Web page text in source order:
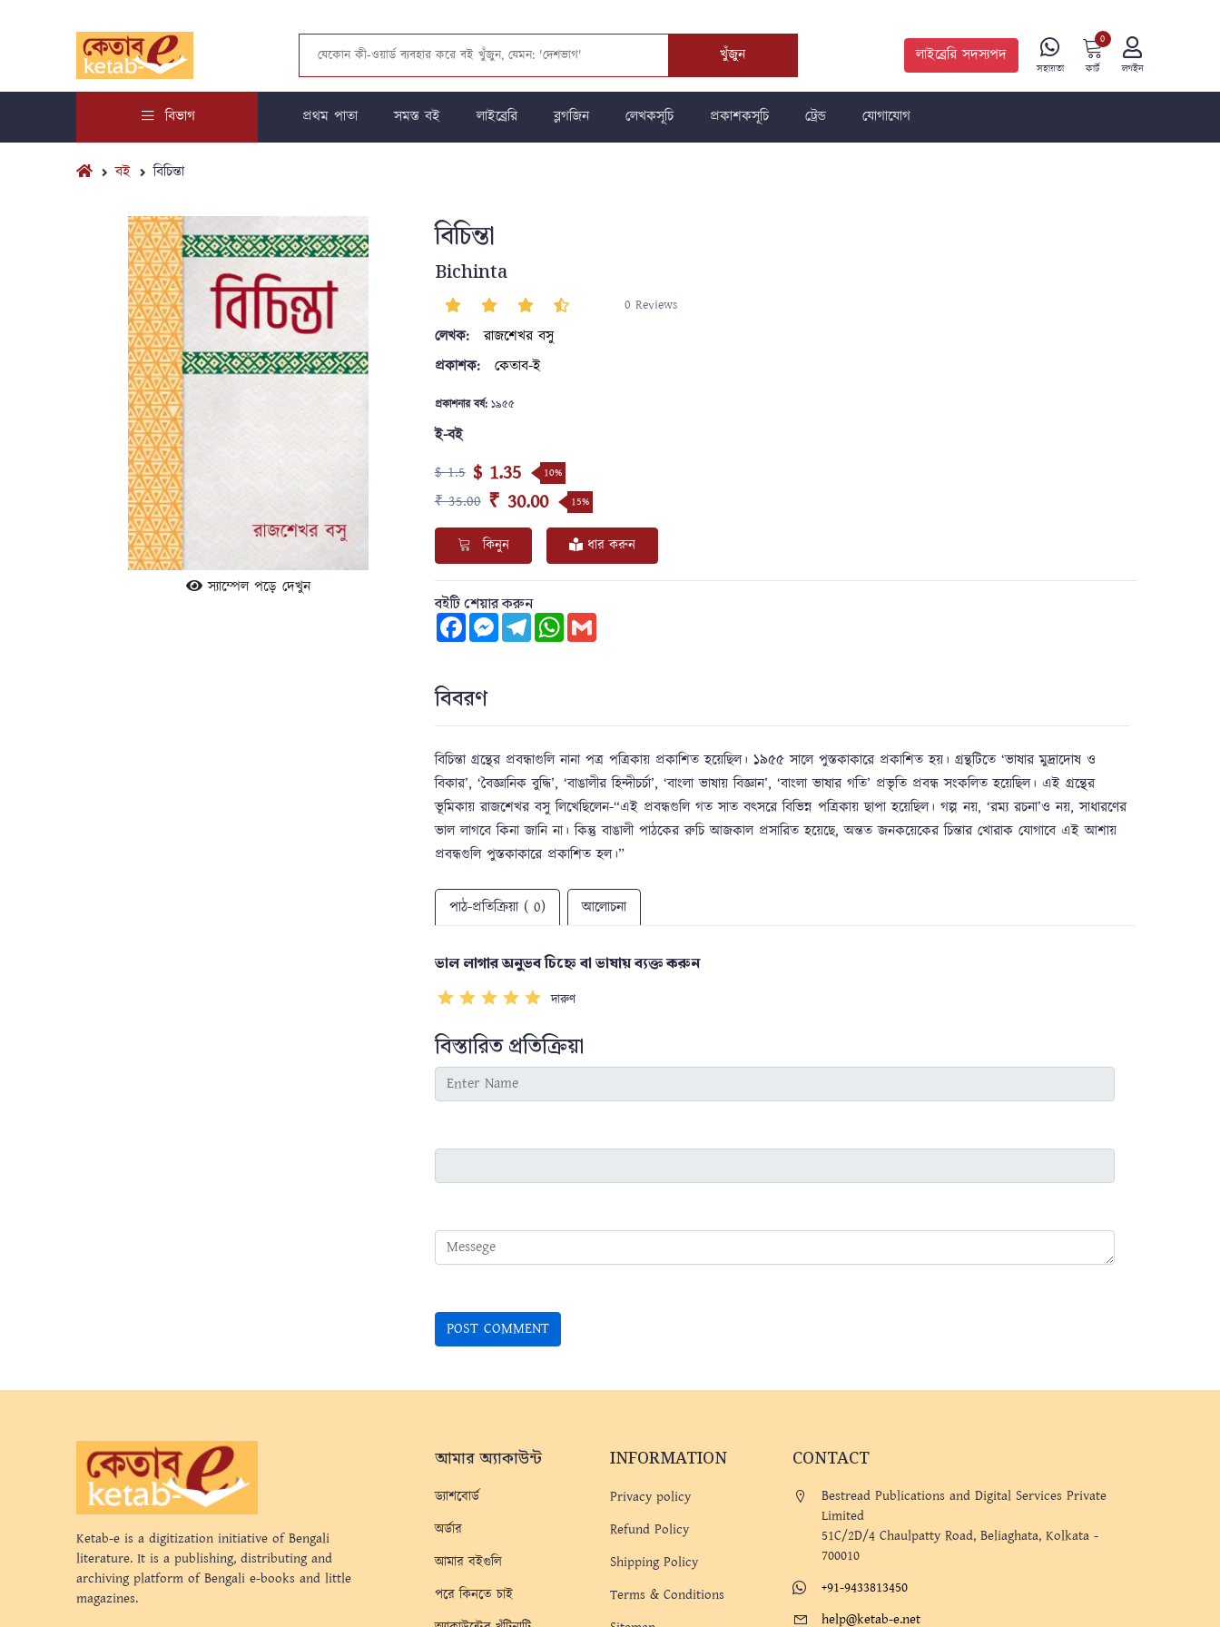
খুঁজুন লাইব্রেরি সদস্যপদ
সহায়তা কার্ট
0
লগইন
বিভাগ প্রথম পাতা সমস্ত বই লাইব্রেরি ব্লগজিন লেখকসূচি প্রকাশকসূচি ট্রেন্ড যোগাযোগ
বই বিচিন্তা
স্যাম্পেল পড়ে দেখুন
বিচিন্তা
Bichinta
0 Reviews
লেখক:
রাজশেখর বসু
প্রকাশক:
কেতাব-ই
প্রকাশনার বর্ষ:১৯৫৫
ই-বই
$ 1.5 $ 1.35 10%
₹ 35.00 ₹ 30.00 15%
কিনুন ধার করুন
বইটি শেয়ার করুন
FacebookMessenger
TelegramWhatsApp
Gmail
বিবরণ
বিচিন্তা গ্রন্থের প্রবন্ধাগুলি নানা পত্র পত্রিকায় প্রকাশিত হয়েছিল। ১৯৫৫ সালে পুস্তকাকারে প্রকাশিত হয়। গ্রন্থটিতে ‘ভাষার মুদ্রাদোষ ও
বিকার’, ‘বৈজ্ঞানিক বুদ্ধি’, ‘বাঙালীর হিন্দীচর্চা’, ‘বাংলা ভাষায় বিজ্ঞান’, ‘বাংলা ভাষার গতি’ প্রভৃতি প্রবন্ধ সংকলিত হয়েছিল। এই গ্রন্থের
ভূমিকায় রাজশেখর বসু লিখেছিলেন-“এই প্রবন্ধগুলি গত সাত বৎসরে বিভিন্ন পত্রিকায় ছাপা হয়েছিল। গল্প নয়, ‘রম্য রচনা’ও নয়, সাধারণের
ভাল লাগবে কিনা জানি না। কিন্তু বাঙালী পাঠকের রুচি আজকাল প্রসারিত হয়েছে, অন্তত জনকয়েকের চিন্তার খোরাক যোগাবে এই আশায়
প্রবন্ধগুলি পুস্তকাকারে প্রকাশিত হল।”
পাঠ-প্রতিক্রিয়া ( 0) আলোচনা
ভাল লাগার অনুভব চিহ্নে বা ভাষায় ব্যক্ত করুন
দারুণ
বিস্তারিত প্রতিক্রিয়া
Ketab-e is a digitization initiative of Bengali
literature. It is a publishing, distributing and
archiving platform of Bengali e-books and little
magazines.
আমার অ্যাকাউন্ট
ড্যাশবোর্ড
অর্ডার
আমার বইগুলি
পরে কিনতে চাই
INFORMATION
Privacy policy
Refund Policy
Shipping Policy
Terms & Conditions
CONTACT
Bestread Publications and Digital Services Private
Limited
51C/2D/4 Chaulpatty Road, Beliaghata, Kolkata -
700010
+91-9433813450
help@ketab-e.net